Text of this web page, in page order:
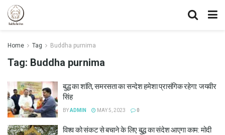
Home Tag Buddha purnima
Tag: Buddha purnima
बुद्ध का शांति, समरसता का सन्देश हमेशा प्रासंगिक रहेगा: जयवीर
सिंह
BYADMIN MAY 5, 2023 0
विश्व को संकट से बचाने के लिए बुद्ध का संदेश आएगा काम: मोदी